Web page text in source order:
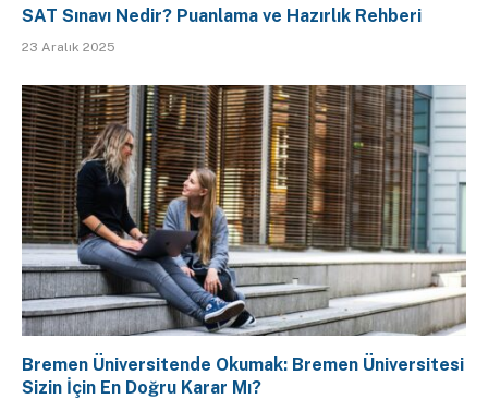
SAT Sınavı Nedir? Puanlama ve Hazırlık Rehberi
23 Aralık 2025
Bremen Üniversitende Okumak: Bremen Üniversitesi
Sizin İçin En Doğru Karar Mı?